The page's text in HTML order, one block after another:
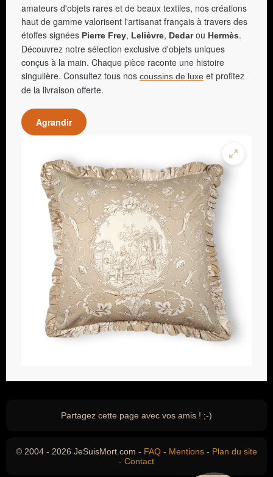
amateurs d'objets rares et de beaux textiles, nos créations
haut de gamme valorisent l'artisanat français à travers des
étoffes signées Pierre Frey, Lelièvre, Dedarou Hermès.
Découvrez notre sélection exclusive d'objets uniques
conçus à la main. Chaque pièce raconte une histoire
singulière. Consultez tous nos coussins de luxe et profitez
de la livraison offerte.
Agrandir
Partagez cette page avec vos amis ! ;-)
© 2004 - 2026 JeSuisMort.com - FAQ - Mentions - Plan du site
- Contact